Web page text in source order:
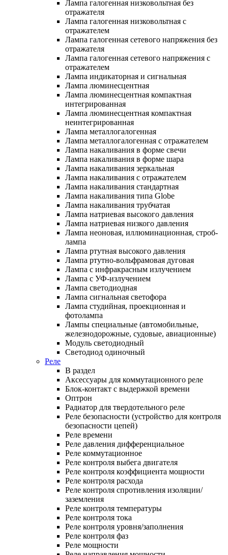
Лампа галогенная низковольтная без
отражателя
Лампа галогенная низковольтная с
отражателем
Лампа галогенная сетевого напряжения без
отражателя
Лампа галогенная сетевого напряжения с
отражателем
Лампа индикаторная и сигнальная
Лампа люминесцентная
Лампа люминесцентная компактная
интегрированная
Лампа люминесцентная компактная
неинтегрированная
Лампа металлогалогенная
Лампа металлогалогенная с отражателем
Лампа накаливания в форме свечи
Лампа накаливания в форме шара
Лампа накаливания зеркальная
Лампа накаливания с отражателем
Лампа накаливания стандартная
Лампа накаливания типа Globe
Лампа накаливания трубчатая
Лампа натриевая высокого давления
Лампа натриевая низкого давления
Лампа неоновая, иллюминационная, строб-
лампа
Лампа ртутная высокого давления
Лампа ртутно-вольфрамовая дуговая
Лампа с инфракрасным излучением
Лампа с УФ-излучением
Лампа светодиодная
Лампа сигнальная светофора
Лампа студийная, проекционная и
фотолампа
Лампы специальные (автомобильные,
железнодорожные, судовые, авиационные)
Модуль светодиодный
Светодиод одиночный
Реле
В раздел
Аксессуары для коммутационного реле
Блок-контакт с выдержкой времени
Оптрон
Радиатор для твердотельного реле
Реле безопасности (устройство для контроля
безопасности цепей)
Реле времени
Реле давления дифференциальное
Реле коммутационное
Реле контроля выбега двигателя
Реле контроля коэффициента мощности
Реле контроля расхода
Реле контроля спротивления изоляции/
заземления
Реле контроля температуры
Реле контроля тока
Реле контроля уровня/заполнения
Реле контроля фаз
Реле мощности